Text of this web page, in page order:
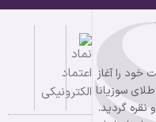
سال 1393 فعالیت خود را آغاز
سایت طلای سوزیانا
نقره گردید.